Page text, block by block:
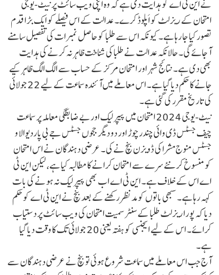
نے این ٹی اے کو ہدایت دی ہے کہ وہ اپنی ویب سائٹ پر نیٹ-یوجی
امتحان کے ریزلٹ کو اَپلوڈ کرے۔ عدالت کے اس فیصلے کو ایک بڑا قدم
تصور کیا جا رہا ہے۔ کیونکہ اس سے طلبا کو حاصل نمبرات کی تفصیل سامنے
آ جائے گی۔ حالانکہ عدالت نے طلبا کی شناخت ظاہر نہ کرنے کی ہدایت
بھی دی ہے۔ نتائج شہر اور امتحان مرکز کے حساب سے الگ الگ ظاہر کیے
جانے کا حکم دیا گیا ہے۔ اس معاملے میں آئندہ سماعت کے لیے 22 جولائی
کی تاریخ مقرر کی گئی ہے۔
نیٹ-یوجی 2024 امتحان میں پیپر لیک اور بے ضابطگی معاملہ پر سماعت
چیف جسٹس ڈی وائی چندرچوڑ اور دو دیگر ججوں جسٹس جے بی پاردیوالا و
جسٹس منوج مشرا کی ڈویزن بنچ نے کی۔ عرضی دہندگان نے اس امتحان
کو منسوخ کر نئے سرے سے امتحان کرانے کا مطالبہ کیا ہے، لیکن این ٹی
اے اس کے خلاف ہے۔ این ٹی اے اب بھی پیپر لیک نہ ہونے کی بات
کہہ رہا ہے۔ سبھی باتوں کو مدنظر رکھنے کے بعد بنچ نے این ٹی اے کو حکم
دیا کہ پورا ریزلٹ طلبا کے سنٹر سمیت امتحان کی ویب سائٹ پر دستیاب
کرائے۔ اس کے لیے ایجنسی کو ہفتہ یعنی 20 جولائی تک کا وقت دیا گیا
ہے۔
آج جب اس معاملے میں سماعت شروع ہوئی تو بنچ نے عرضی دہندگان سے